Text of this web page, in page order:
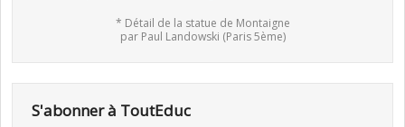
* Détail de la statue de Montaigne
par Paul Landowski (Paris 5ème)
S'abonner à ToutEduc